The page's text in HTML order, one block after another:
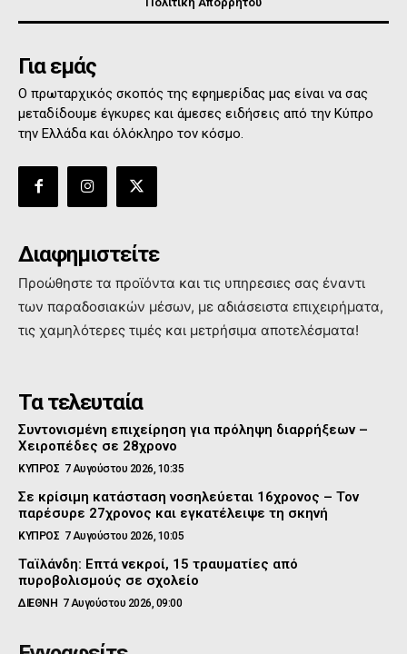
Για εμάς
Ο πρωταρχικός σκοπός της εφημερίδας μας είναι να σας
μεταδίδουμε έγκυρες και άμεσες ειδήσεις από την Κύπρο
την Ελλάδα και όλόκληρο τον κόσμο.
Διαφημιστείτε
Προώθηστε τα προϊόντα και τις υπηρεσιες σας έναντι
των παραδοσιακών μέσων, με αδιάσειστα επιχειρήματα,
τις χαμηλότερες τιμές και μετρήσιμα αποτελέσματα!
Τα τελευταία
Συντονισμένη επιχείρηση για πρόληψη διαρρήξεων –
Χειροπέδες σε 28χρονο
ΚΥΠΡΟΣ 7 Αυγούστου 2026, 10:35
Σε κρίσιμη κατάσταση νοσηλεύεται 16χρονος – Τον
παρέσυρε 27χρονος και εγκατέλειψε τη σκηνή
ΚΥΠΡΟΣ 7 Αυγούστου 2026, 10:05
Ταϊλάνδη: Επτά νεκροί, 15 τραυματίες από
πυροβολισμούς σε σχολείο
ΔΙΕΘΝΗ 7 Αυγούστου 2026, 09:00